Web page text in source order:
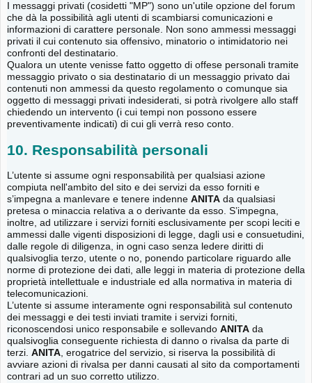
I messaggi privati (cosidetti "MP") sono un'utile opzione del forum
che dà la possibilità agli utenti di scambiarsi comunicazioni e
informazioni di carattere personale. Non sono ammessi messaggi
privati il cui contenuto sia offensivo, minatorio o intimidatorio nei
confronti del destinatario.
Qualora un utente venisse fatto oggetto di offese personali tramite
messaggio privato o sia destinatario di un messaggio privato dai
contenuti non ammessi da questo regolamento o comunque sia
oggetto di messaggi privati indesiderati, si potrà rivolgere allo staff
chiedendo un intervento (i cui tempi non possono essere
preventivamente indicati) di cui gli verrà reso conto.
10. Responsabilità personali
L’utente si assume ogni responsabilità per qualsiasi azione
compiuta nell'ambito del sito e dei servizi da esso forniti e
s’impegna a manlevare e tenere indenne ANITA da qualsiasi
pretesa o minaccia relativa a o derivante da esso. S’impegna,
inoltre, ad utilizzare i servizi forniti esclusivamente per scopi leciti e
ammessi dalle vigenti disposizioni di legge, dagli usi e consuetudini,
dalle regole di diligenza, in ogni caso senza ledere diritti di
qualsivoglia terzo, utente o no, ponendo particolare riguardo alle
norme di protezione dei dati, alle leggi in materia di protezione della
proprietà intellettuale e industriale ed alla normativa in materia di
telecomunicazioni.
L’utente si assume interamente ogni responsabilità sul contenuto
dei messaggi e dei testi inviati tramite i servizi forniti,
riconoscendosi unico responsabile e sollevando ANITA da
qualsivoglia conseguente richiesta di danno o rivalsa da parte di
terzi. ANITA, erogatrice del servizio, si riserva la possibilità di
avviare azioni di rivalsa per danni causati al sito da comportamenti
contrari ad un suo corretto utilizzo.